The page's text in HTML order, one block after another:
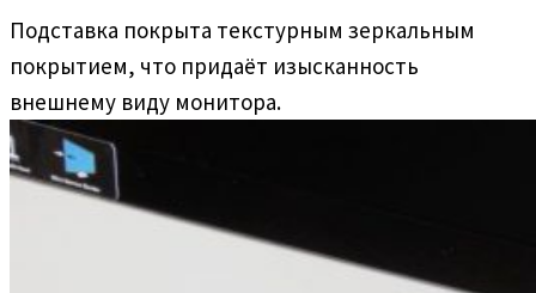
Подставка покрыта текстурным зеркальным
покрытием, что придаёт изысканность
внешнему виду монитора.